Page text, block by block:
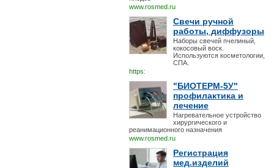
www.rosmed.ru
Свечи ручной
работы, диффузоры
Наборы свечей пчелиный,
кокосовый воск.
Используются косметологии,
СПА.
https:
"БИОТЕРМ-5У"
профилактика и
лечение
Нагревательное устройство
хирургического и
реанимационного назначения
www.rosmed.ru
Регистрация
мед.изделий